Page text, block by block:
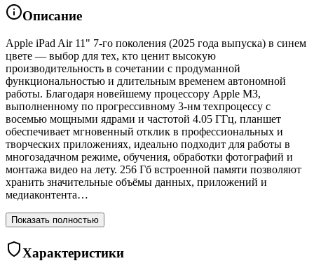
Описание
Apple iPad Air 11" 7-го поколения (2025 года выпуска) в синем
цвете — выбор для тех, кто ценит высокую
производительность в сочетании с продуманной
функциональностью и длительным временем автономной
работы. Благодаря новейшему процессору Apple M3,
выполненному по прогрессивному 3-нм техпроцессу с
восемью мощными ядрами и частотой 4.05 ГГц, планшет
обеспечивает мгновенный отклик в профессиональных и
творческих приложениях, идеально подходит для работы в
многозадачном режиме, обучения, обработки фотографий и
монтажа видео на лету. 256 Гб встроенной памяти позволяют
хранить значительные объёмы данных, приложений и
медиаконтента…
Показать полностью
Характеристики